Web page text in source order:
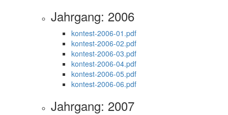
Jahrgang: 2006
kontest-2006-01.pdf
kontest-2006-02.pdf
kontest-2006-03.pdf
kontest-2006-04.pdf
kontest-2006-05.pdf
kontest-2006-06.pdf
Jahrgang: 2007